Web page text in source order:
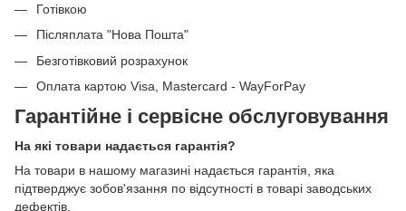
Готівкою
Післяплата "Нова Пошта"
Безготівковий розрахунок
Оплата картою Visa, Mastercard - WayForPay
Гарантійне і сервісне обслуговування
На які товари надається гарантія?
На товари в нашому магазині надається гарантія, яка
підтверджує зобов'язання по відсутності в товарі заводських
дефектів.